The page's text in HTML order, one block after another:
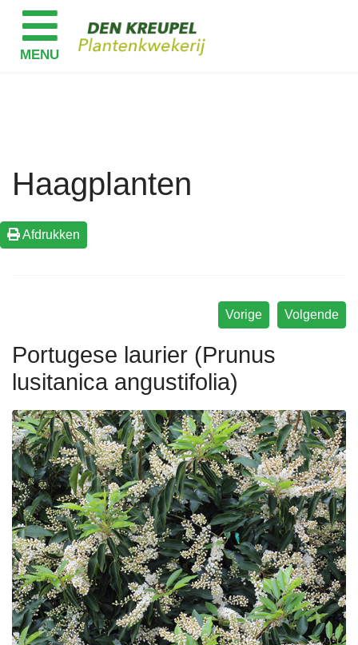
Haagplanten
Afdrukken
Volgende
Vorige
Portugese laurier (Prunus
lusitanica angustifolia)